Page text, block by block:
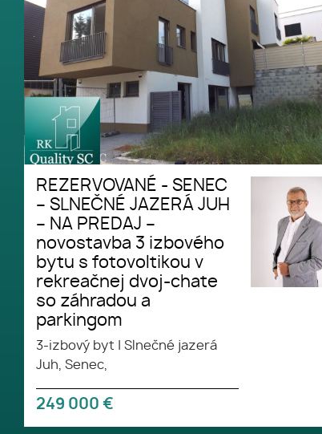
izbového bytu s fotovoltikou v
rekreačnej dvoj-chate so
záhradou a parkingom
REZERVOVANÉ - SENEC
– SLNEČNÉ JAZERÁ JUH
– NA PREDAJ –
novostavba 3 izbového
bytu s fotovoltikou v
rekreačnej dvoj-chate
so záhradou a
parkingom
3-izbový byt
Slnečné jazerá
Juh, Senec,
249 000 €